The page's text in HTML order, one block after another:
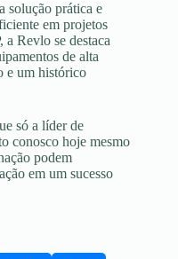
solução prática e
em projetos
a Revlo se destaca
de alta
e um histórico
só a líder de
conosco hoje mesmo
podem
em um sucesso